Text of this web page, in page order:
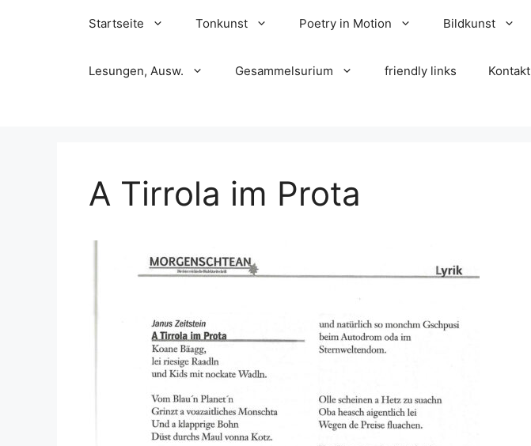
Startseite Tonkunst Poetry in Motion Bildkunst
Lesungen, Ausw. Gesammelsurium friendly links Kontakt
A Tirrola im Prota